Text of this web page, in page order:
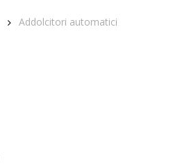
Addolcitori automatici